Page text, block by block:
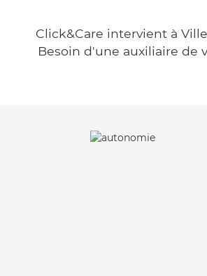
Click&Care intervient à
Besoin d'une auxiliaire de